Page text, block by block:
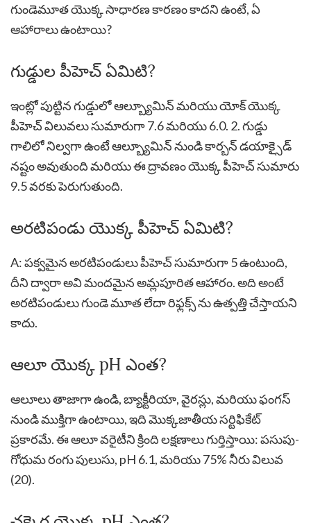
గుండెమూత యొక్క సాధారణ కారణం కాదని ఉంటే, ఏ
ఆహారాలు ఉంటాయి?
గుడ్డుల పీహెచ్ ఏమిటి?
ఇంట్లో పుట్టిన గుడ్డులో ఆల్బ్యూమిన్ మరియు యోక్ యొక్క
పీహెచ్ విలువలు సుమారుగా 7.6 మరియు 6.0. 2. గుడ్డు
గాలిలో నిల్వగా ఉంటే ఆల్బ్యూమిన్ నుండి కార్బన్ డయాక్సైడ్
నష్టం అవుతుంది మరియు ఈ ద్రావణం యొక్క పీహెచ్ సుమారు
9.5 వరకు పెరుగుతుంది.
అరటిపండు యొక్క పీహెచ్ ఏమిటి?
A: పక్వమైన అరటిపండులు పీహెచ్ సుమారుగా 5 ఉంటుంది,
దీని ద్వారా అవి మందమైన అమ్లపూరిత ఆహారం. అది అంటే
అరటిపండులు గుండె మూత లేదా రిఫ్లక్స్ ను ఉత్పత్తి చేస్తాయని
కాదు.
ఆలూ యొక్క pH ఎంత?
ఆలూలు తాజాగా ఉండి, బ్యాక్టీరియా, వైరస్లు, మరియు ఫంగస్
నుండి ముక్తిగా ఉంటాయి, ఇది మొక్కజాతీయ సర్టిఫికేట్
ప్రకారమే. ఈ ఆలూ వరైటీని క్రింది లక్షణాలు గుర్తిస్తాయి: పసుపు-
గోధుమ రంగు పులుసు, pH 6.1, మరియు 75% నీరు విలువ
(20).